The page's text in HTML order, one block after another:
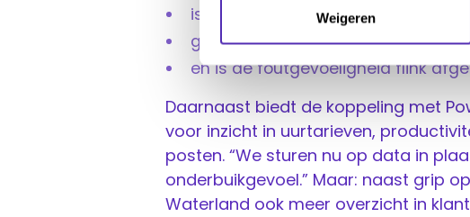
Weigeren
is meerwerk makkelijk vast te
gaan facturen sneller de deur uit,
en is de foutgevoeligheid flink
Daarnaast biedt de koppeling met
voor inzicht in uurtarieven,
posten. “We sturen nu op data in
onderbuikgevoel.” Maar: naast grip
Waterland ook meer overzicht in